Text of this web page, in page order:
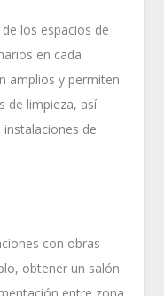
los espacios de
en cada
amplios y permiten
de limpieza, así
de
con obras
obtener un salón
entre zona